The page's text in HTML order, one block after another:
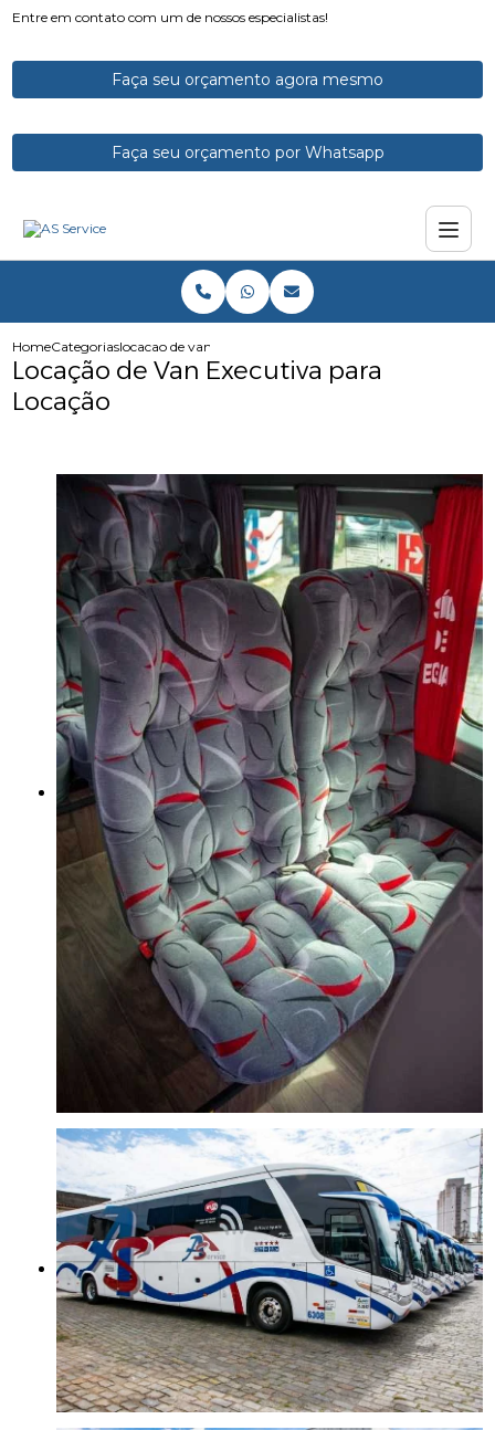
Entre em contato com um de nossos especialistas!
Faça seu orçamento agora mesmo
Faça seu orçamento por Whatsapp
HomeCategoriaslocacao de van executiva para locacao
Locação de Van Executiva para
Locação